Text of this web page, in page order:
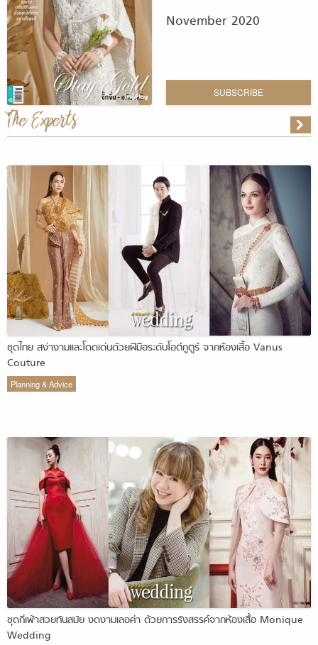
November 2020
SUBSCRIBE
The Experts
ชุดไทย สง่างามและโดดเด่นด้วยฝีมือระดับโอต์กูตูร์ จากห้องเสื้อ Vanus
Couture
Planning & Advice
ชุดกี่เพ้าสวยทันสมัย งดงามเลอค่า ด้วยการรังสรรค์จากห้องเสื้อ Monique
Wedding